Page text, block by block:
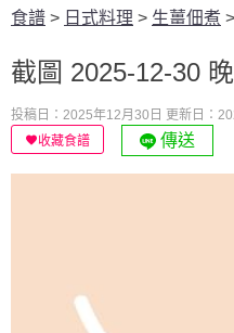
食譜 > 日式料理 > 生薑佃煮 >
截圖 2025-12-30
投稿日：2025年12月30日 更新日：
收藏食譜
傳送